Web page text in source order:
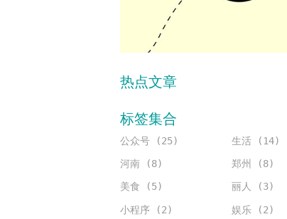
热点文章
标签集合
公众号 (25) 生活 (14)
河南 (8) 郑州 (8)
美食 (5) 丽人 (3)
小程序 (2) 娱乐 (2)